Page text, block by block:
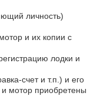
личность)
и их копии с
лодки и
счет и т.п.) и его
и мотор приобретены